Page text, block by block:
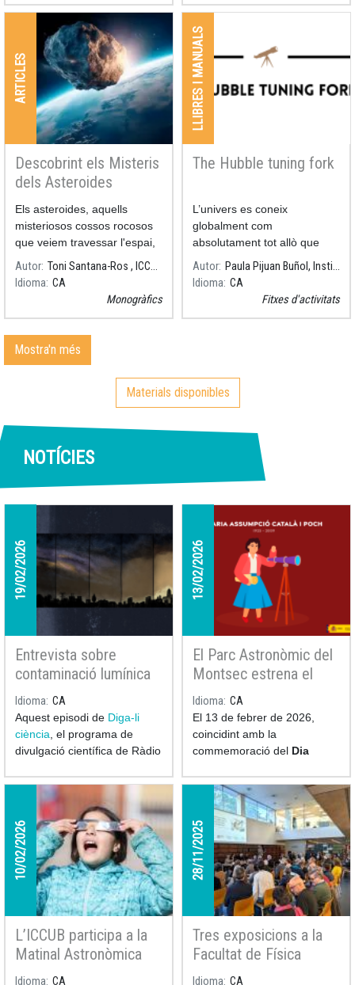
ARTICLES
Descobrint els Misteris
dels Asteroides
Els asteroides, aquells
misteriosos cossos rocosos
que veiem travessar l'espai,
continuen fascinant els
científics amb els seus
secrets. Però, com es
formen aquests objectes
Autor
Toni Santana-Ros , ICCUB-UA
Idioma CA
Monogràfics
LLIBRES I MANUALS
The Hubble tuning fork
L’univers es coneix
globalment com
absolutament tot allò que
existeix, des dels objectes
més petits fins a galàxies
senceres, nebuloses o tots
Autor
Paula Pijuan Buñol, Institut Guindàvols
Idioma CA
Fitxes d'activitats
Mostra'n més
Materials disponibles
NOTÍCIES
19/02/2026
Entrevista sobre
contaminació lumínica
al "Diga-li ciència" de
RNE
Idioma CA
Aquest episodi de Diga-li
ciència , el programa de
divulgació científica de Ràdio
BuhigasiNúria Coll,
aborda la problemàtica de la
contaminació lumínica de la
mà de l’investigador ICCUB-
IEECHéctor Linares.
13/02/2026
El Parc Astronòmic del
Montsec estrena el
curt per a planetaris
Assumpció Català i la
passió per l’astronomia
Idioma CA
El 13 de febrer de 2026,
coincidint amb la
commemoració del Dia
la Nena en la Ciència, el
Parc Astronòmic del Montsec
va estrenar el curtmetratge
per a planetaris Assumpció
Català i la passió per
l’astronomia.
10/02/2026
L’ICCUB participa a la
Matinal Astronòmica
del Febrer Científic a
Idioma CA
28/11/2025
Tres exposicions a la
Facultat de Física
celebren el llegat
Idioma CA